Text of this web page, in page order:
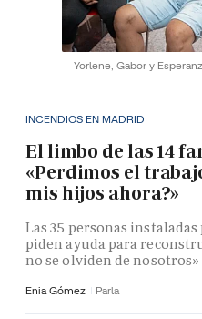
Yorlene, Gabor y
INCENDIOS EN MADRID
El limbo de las 14
«Perdimos el
mis hijos ahora?»
Las 35 personas
piden ayuda para
no se olviden de nosotros»
Enia Gómez Parla